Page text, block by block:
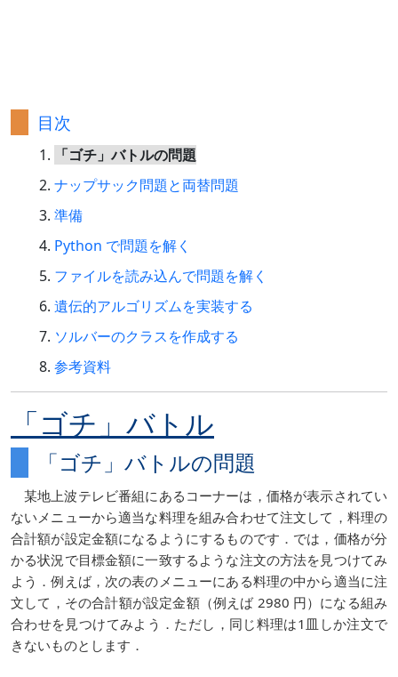
目次
「ゴチ」バトルの問題
ナップサック問題と両替問題
準備
Python で問題を解く
ファイルを読み込んで問題を解く
遺伝的アルゴリズムを実装する
ソルバーのクラスを作成する
参考資料
「ゴチ」バトル
「ゴチ」バトルの問題
某地上波テレビ番組にあるコーナーは，価格が表示されてい
ないメニューから適当な料理を組み合わせて注文して，料理の
合計額が設定金額になるようにするものです．では，価格が分
かる状況で目標金額に一致するような注文の方法を見つけてみ
よう．例えば，次の表のメニューにある料理の中から適当に注
文して，その合計額が設定金額（例えば 2980 円）になる組み
合わせを見つけてみよう．ただし，同じ料理は1皿しか注文で
きないものとします．